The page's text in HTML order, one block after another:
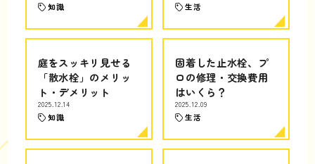
知識 生活
庭をスッキリ見せる
「散水栓」のメリッ
ト・デメリット
2025.12.14
知識
固着した止水栓、プ
ロの修理・交換費用
はいくら？
2025.12.09
生活